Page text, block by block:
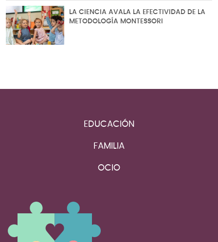
LA CIENCIA AVALA LA EFECTIVIDAD DE LA
METODOLOGÍA MONTESSORI
EDUCACIÓN
FAMILIA
OCIO